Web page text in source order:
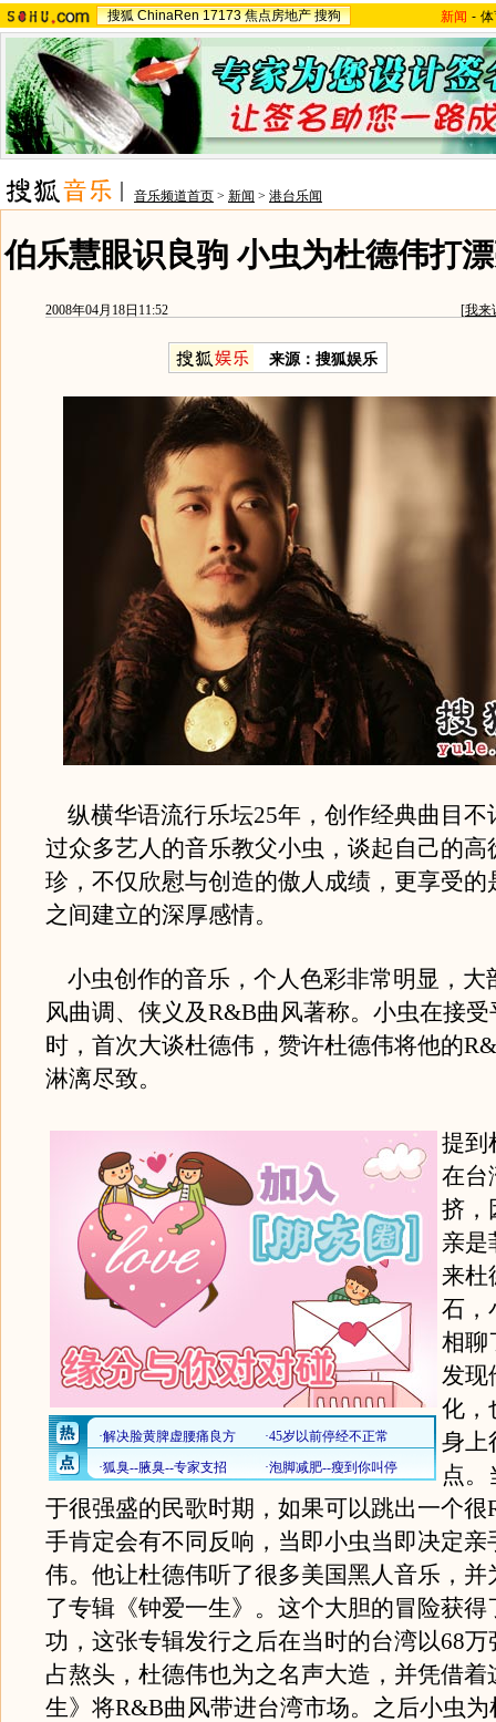
搜狐 ChinaRen 17173 焦点房地产 搜狗 新闻 -
音乐频道首页 > 新闻 > 港台乐闻
伯乐慧眼识良驹 小虫为杜德伟打
2008年04月18日11:52 [我来
来源：搜狐娱乐
纵横华语流行乐坛25年，创作经典曲目不
过众多艺人的音乐教父小虫，谈起自己的高
珍，不仅欣慰与创造的傲人成绩，更享受的
之间建立的深厚感情。
小虫创作的音乐，个人色彩非常明显，大
风曲调、侠义及R&B曲风著称。小虫在接
时，首次大谈杜德伟，赞许杜德伟将他的
淋漓尽致。
提到
在台
挤，
亲是
来杜
石，
相聊
发现
化，
身上
点。
于很强盛的民歌时期，如果可以跳出一个很
手肯定会有不同反响，当即小虫当即决定亲
伟。他让杜德伟听了很多美国黑人音乐，并
了专辑《钟爱一生》。这个大胆的冒险获得
功，这张专辑发行之后在当时的台湾以68
占熬头，杜德伟也为之名声大造，并凭借着
生》将R&B曲风带进台湾市场。之后小虫